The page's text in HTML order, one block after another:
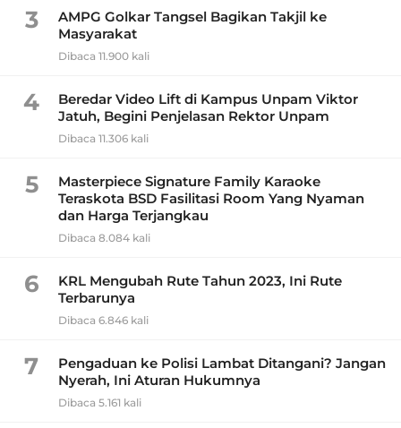
3
AMPG Golkar Tangsel Bagikan Takjil ke
Masyarakat
Dibaca 11.900 kali
4
Beredar Video Lift di Kampus Unpam Viktor
Jatuh, Begini Penjelasan Rektor Unpam
Dibaca 11.306 kali
5
Masterpiece Signature Family Karaoke
Teraskota BSD Fasilitasi Room Yang Nyaman
dan Harga Terjangkau
Dibaca 8.084 kali
6
KRL Mengubah Rute Tahun 2023, Ini Rute
Terbarunya
Dibaca 6.846 kali
7
Pengaduan ke Polisi Lambat Ditangani? Jangan
Nyerah, Ini Aturan Hukumnya
Dibaca 5.161 kali